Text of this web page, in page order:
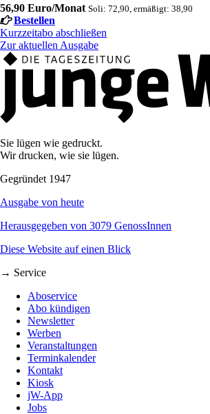
56,90 Euro/Monat Soli: 72,90, ermäßigt: 38,90
Bestellen
Kurzzeitabo abschließen
Zur aktuellen Ausgabe
Sie lügen wie gedruckt.
Wir drucken, wie sie lügen.
Gegründet 1947
Ausgabe von heute
Herausgegeben von 3079 GenossInnen
Diese Website auf einen Blick
→ Service
Aboservice
Abo kündigen
Newsletter
Werben
Veranstaltungen
Terminkalender
Kontakt
Kiosk
jW-App
Jobs